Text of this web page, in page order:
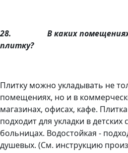
28. В каких
плитку?
Плитку можно укладывать не
помещениях, но и в
магазинах, офисах, кафе.
подходит для укладки в детских
больницах. Водостойкая -
душевых. (См. инструкцию